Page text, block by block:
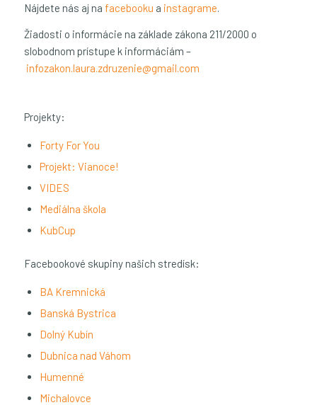
Nájdete nás aj na facebooku a instagrame.
Žiadosti o informácie na základe zákona 211/2000 o
slobodnom prístupe k informáciám –
infozakon.laura.zdruzenie@gmail.com
Projekty:
Forty For You
Projekt: Vianoce!
VIDES
Mediálna škola
KubCup
Facebookové skupiny našich stredísk:
BA Kremnická
Banská Bystrica
Dolný Kubín
Dubnica nad Váhom
Humenné
Michalovce